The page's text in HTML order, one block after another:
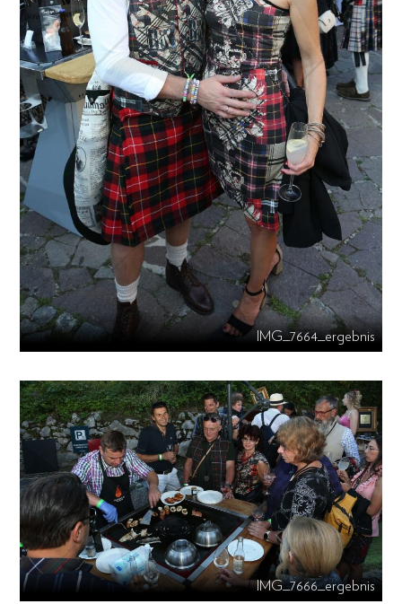
IMG_7664_ergebnis
IMG_7666_ergebnis